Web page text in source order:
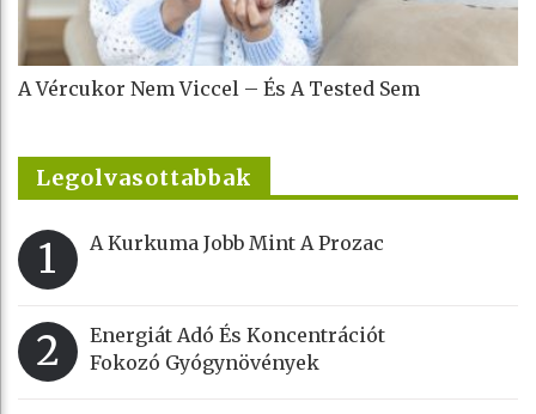
A Vércukor Nem Viccel – És A Tested Sem
Legolvasottabbak
1 A Kurkuma Jobb Mint A Prozac
2
Energiát Adó És Koncentrációt
Fokozó Gyógynövények